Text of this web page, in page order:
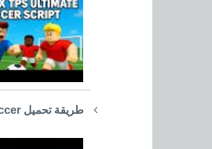
طريقة تحميل Ultimate Soccer